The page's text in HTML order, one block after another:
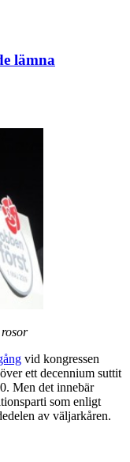
lämna
vid kongressen
ett decennium suttit
Men det innebär
som enligt
av väljarkåren.